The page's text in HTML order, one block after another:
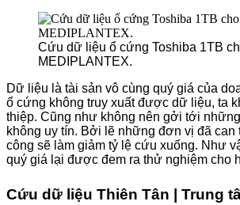
Cứu dữ liệu ổ cứng Toshiba 1TB
MEDIPLANTEX.
Dữ liệu là tài sản vô cùng quý giá của
ổ cứng không truy xuất được dữ liệu, ta
thiệp. Cũng như không nên gởi tới
không uy tín. Bởi lẽ những đơn vị đã can
công sẽ làm giảm tỷ lệ cứu xuống. Như
quý giá lại được đem ra thử nghiệm cho
Cứu dữ liệu Thiên Tân | Trung